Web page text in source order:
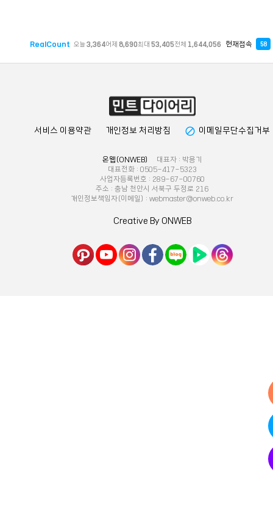
RealCount 오늘3,364어제 8,690최대 53,405전체 1,644,056 현재접속 58
서비스 이용약관 개인정보 처리방침 block 이메일무단수집거부
온웹(ONWEB)
대표자 : 박용기
대표전화 : 0505-417-5323
사업자등록번호 : 289-67-00760
주소 : 충남 천안시 서북구 두정로 216
개인정보책임자(이메일) : webmaster@onweb.co.kr
Creative By ONWEB